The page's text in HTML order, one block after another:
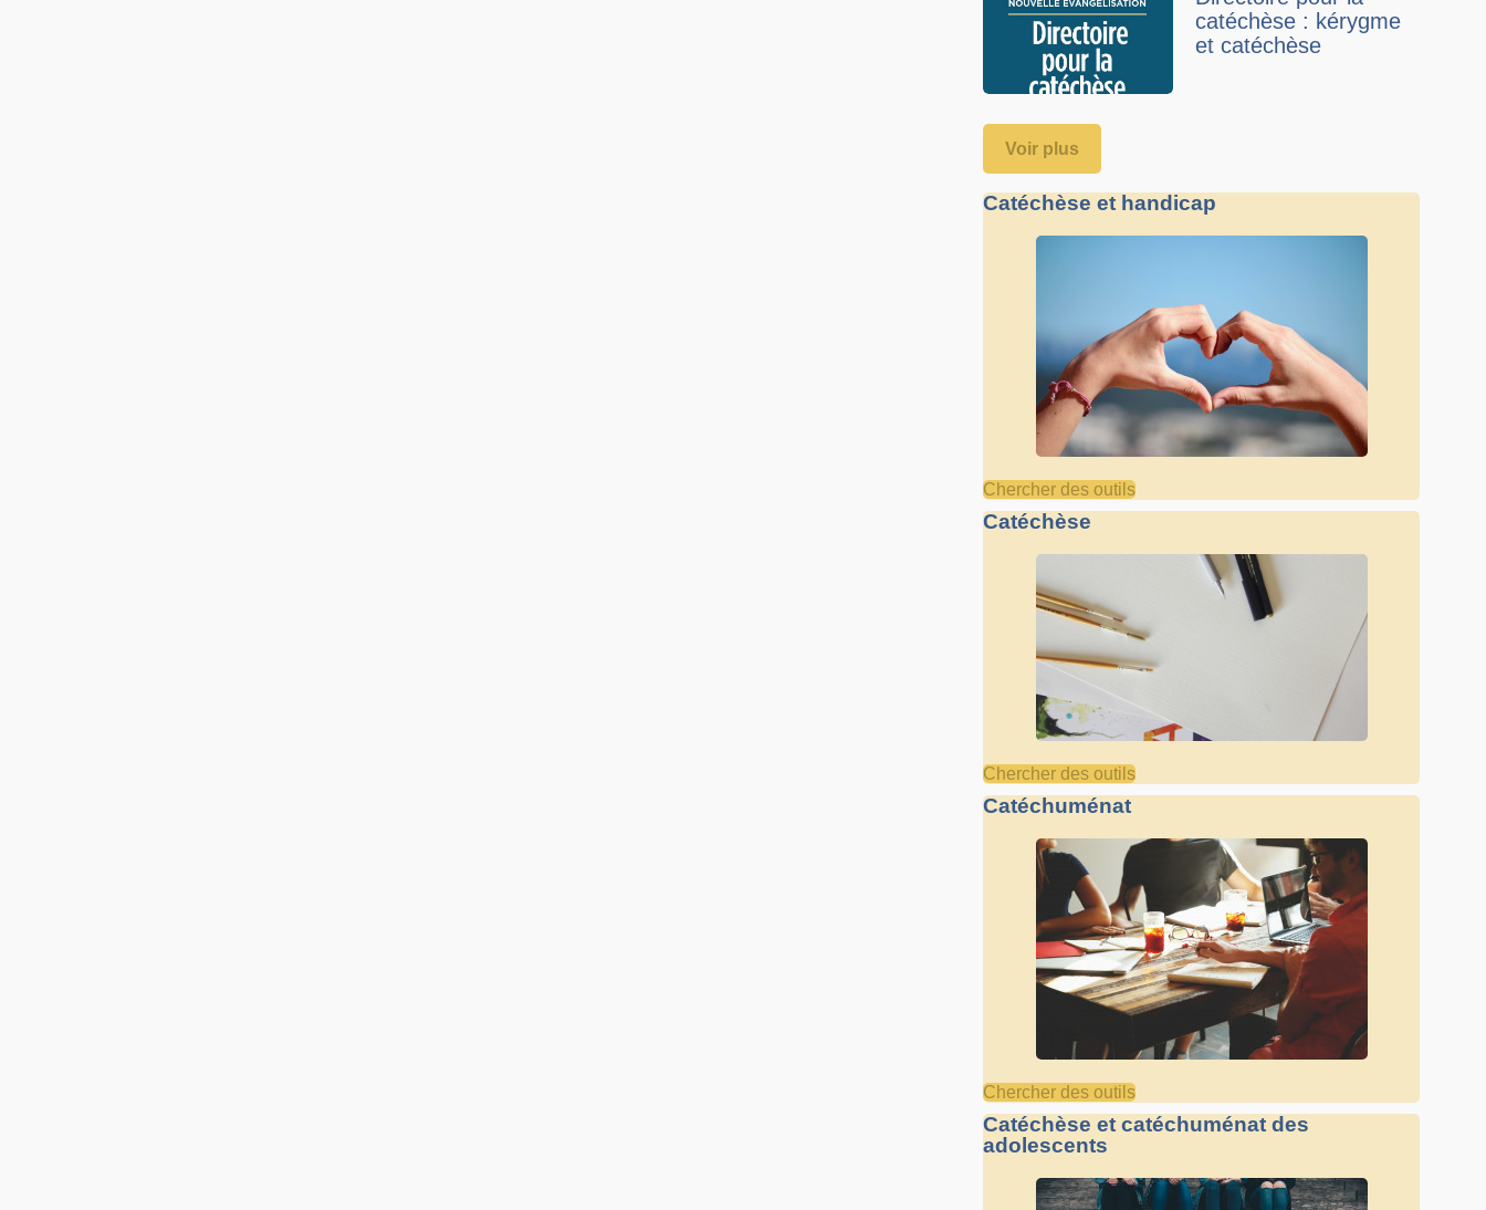
catéchèse : kérygme
et catéchèse
Voir plus
Catéchèse et handicap
Chercher des outils
Catéchèse
Chercher des outils
Catéchuménat
Chercher des outils
Catéchèse et catéchuménat des
adolescents